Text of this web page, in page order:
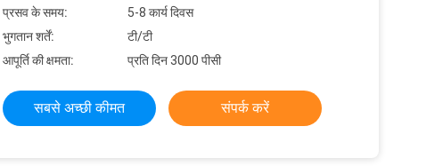
प्रसव के समय:
5-8 कार्य दिवस
भुगतान शर्तें:
टी/टी
आपूर्ति की क्षमता:
प्रति दिन 3000 पीसी
सबसे अच्छी कीमत संपर्क करें